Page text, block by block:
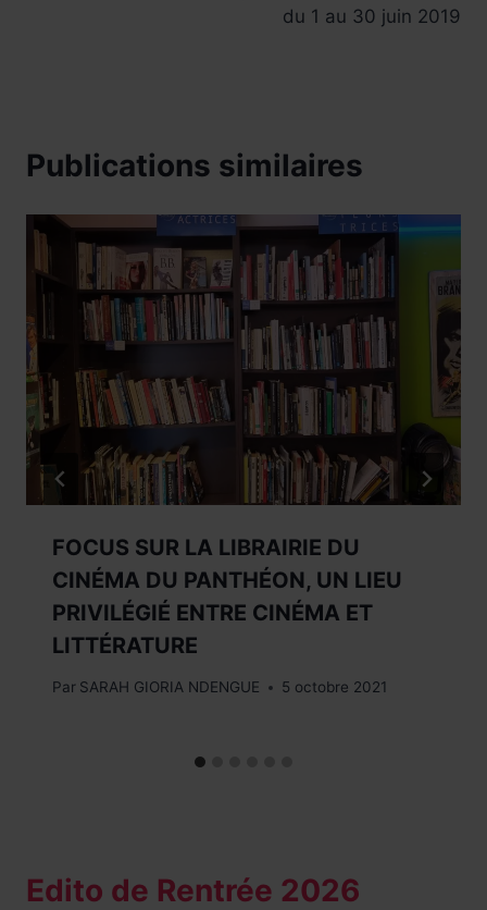
du 1 au 30 juin 2019
Publications similaires
FOCUS SUR LA LIBRAIRIE DU
CINÉMA DU PANTHÉON, UN LIEU
PRIVILÉGIÉ ENTRE CINÉMA ET
LITTÉRATURE
Par SARAH GIORIA NDENGUE 5 octobre 2021
Edito de Rentrée 2026